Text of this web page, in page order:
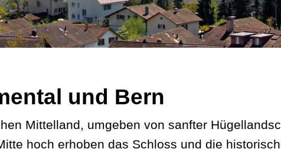
und Bern
Mittelland, umgeben von sanfter
hoch erhoben das Schloss und die